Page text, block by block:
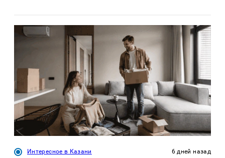
Интересное в Казани 6 дней назад